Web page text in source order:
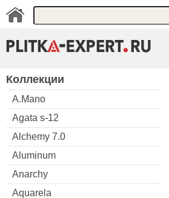
Коллекции
A.Mano
Agata s-12
Alchemy 7.0
Aluminum
Anarchy
Aquarela